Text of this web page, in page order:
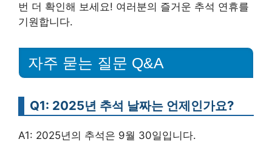
번 더 확인해 보세요! 여러분의 즐거운 추석 연휴를
기원합니다.
자주 묻는 질문 Q&A
Q1: 2025년 추석 날짜는 언제인가요?
A1: 2025년의 추석은 9월 30일입니다.